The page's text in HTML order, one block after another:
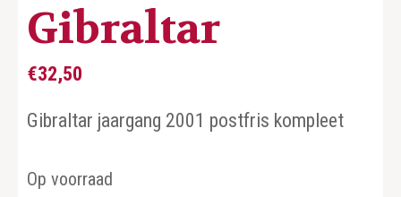
Gibraltar
€32,50
Gibraltar jaargang 2001 postfris kompleet
Op voorraad